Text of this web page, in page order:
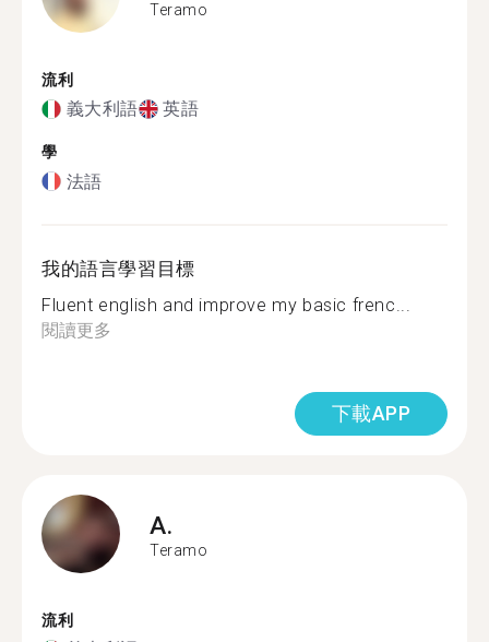
Teramo
流利
義大利語 英語
學
法語
我的語言學習目標
Fluent english and improve my basic frenc...
閱讀更多
下載APP
A.
Teramo
流利